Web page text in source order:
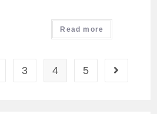
Read more
3 4 5